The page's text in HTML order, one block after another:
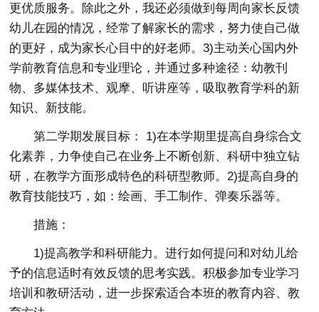
更优质服务。除此之外，我还必须做到每周向家长反馈
幼儿在园的情况，经常了解家长的需求，努力使自己做
的更好，成为家长心目中的好老师。3)主动关心国内外
学前教育信息和专业理论，并通过多种途径：幼教刊
物、多媒体技术、观摩、听讲座等，吸取教育学科的新
知识、新技能。
第二学期发展目标： 1)在本学期里提高自身综合文
化素养，力争使自己在业务上不断创新、科研中独立钻
研，在教学方面形成特色的科研型教师。2)提高自身的
教育技能技巧，如：绘画、手工制作、弹奏乐器等。
措施：
1)提高教学和科研能力。进行如何提问和对幼儿给
予的信息适时有效反馈的思考实践。积极参加专业学习
培训和教研活动，进一步探索适合本班的教育内容、教